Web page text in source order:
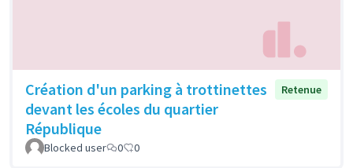
Création d'un parking à trottinettes
devant les écoles du quartier
République
Retenue
Blocked user 0 0